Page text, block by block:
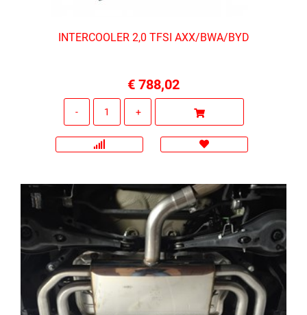
INTERCOOLER 2,0 TFSI AXX/BWA/BYD
€ 788,02